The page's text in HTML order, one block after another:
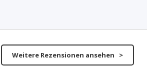
Weitere Rezensionen ansehen >